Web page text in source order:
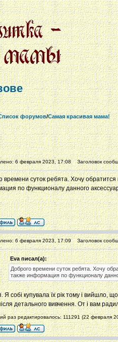
форумов/Самая красивая мама!
6 февраля 2023, 17:08 Заголовок
времени суток ребята. Хочу
по функционалу данного
6 февраля 2023, 17:09 Заголовок
Eva писал(а):
Доброго времени суток ребята. Хочу
также информация по функционалу
Я собі купувала їх рік тому і вийшло,
детального вивчення. От і вам
раз редактировалось: 111291 (22 февраля